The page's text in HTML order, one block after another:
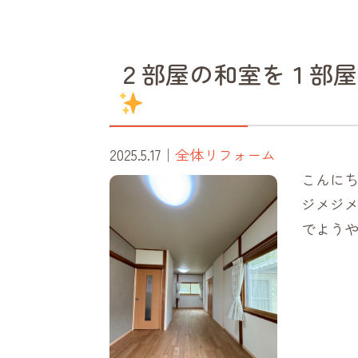
２部屋の和室を１
2025.5.17 ｜ 全体リフォーム
こんに
ジメジ
でよう